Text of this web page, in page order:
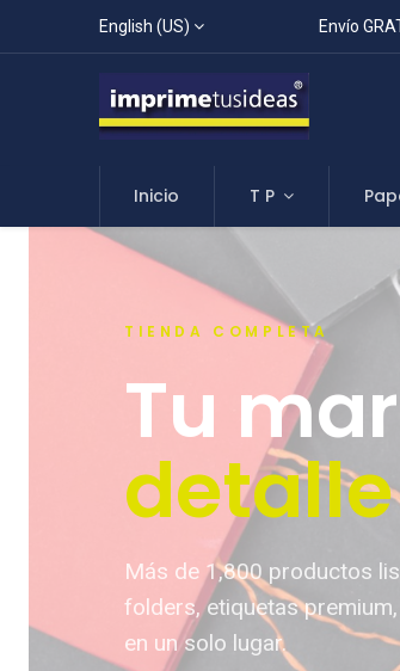
English (US) Envío
Inicio T P
TIENDA COMPLETA
Tu
Más de 1,800 productos
folders, etiquetas
en un solo lugar.